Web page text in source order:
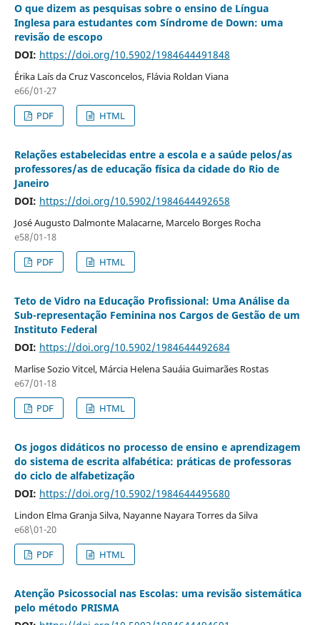
O que dizem as pesquisas sobre o ensino de Língua
Inglesa para estudantes com Síndrome de Down: uma
revisão de escopo
DOI: https://doi.org/10.5902/1984644491848
Érika Laís da Cruz Vasconcelos, Flávia Roldan Viana
e66/01-27
PDF
HTML
Relações estabelecidas entre a escola e a saúde pelos/as
professores/as de educação física da cidade do Rio de
Janeiro
DOI: https://doi.org/10.5902/1984644492658
José Augusto Dalmonte Malacarne, Marcelo Borges Rocha
e58/01-18
PDF
HTML
Teto de Vidro na Educação Profissional: Uma Análise da
Sub-representação Feminina nos Cargos de Gestão de um
Instituto Federal
DOI: https://doi.org/10.5902/1984644492684
Marlise Sozio Vitcel, Márcia Helena Sauáia Guimarães Rostas
e67/01-18
PDF
HTML
Os jogos didáticos no processo de ensino e aprendizagem
do sistema de escrita alfabética: práticas de professoras
do ciclo de alfabetização
DOI: https://doi.org/10.5902/1984644495680
Lindon Elma Granja Silva, Nayanne Nayara Torres da Silva
e68\01-20
PDF
HTML
Atenção Psicossocial nas Escolas: uma revisão sistemática
pelo método PRISMA